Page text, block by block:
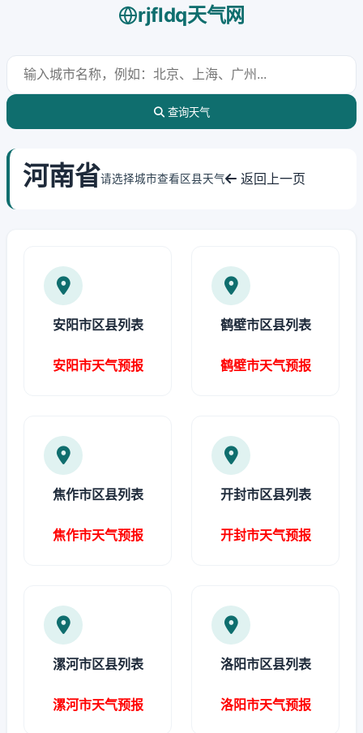
rjfldq天气网
查询天气
河南省请选择城市查看区县天气 返回上一页
安阳市区县列表
安阳市天气预报
鹤壁市区县列表
鹤壁市天气预报
焦作市区县列表
焦作市天气预报
开封市区县列表
开封市天气预报
漯河市区县列表
漯河市天气预报
洛阳市区县列表
洛阳市天气预报